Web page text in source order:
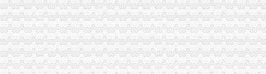
双碑办税务登记证
在东莞开奶茶店,需要办理哪营业执照和卫生许可证还有税务登记证吗
四川路桥：发行股份购买资产暨关联交易报告书摘要_四川路桥（
供应哪些公司需办税务登记证？番禺分公司注册代理_番禺公司注册_
新办企业无须申领税务登记证-滚动热点-21CN.COM
请问办税务登记证需要多少时间_市民心声